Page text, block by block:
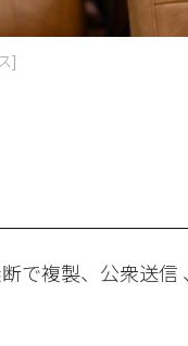
]
で複製、公衆送信